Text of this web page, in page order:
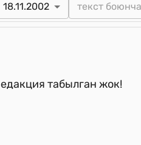
18.11.2002
табылган жок!